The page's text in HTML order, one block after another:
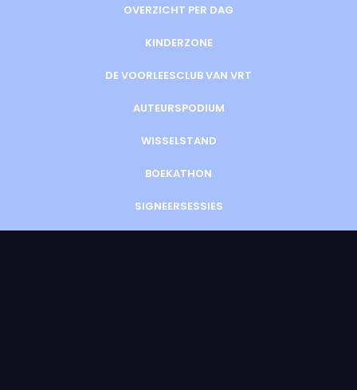
OVERZICHT PER DAG
KINDERZONE
DE VOORLEESCLUB VAN VRT
AUTEURSPODIUM
WISSELSTAND
BOEKATHON
SIGNEERSESSIES